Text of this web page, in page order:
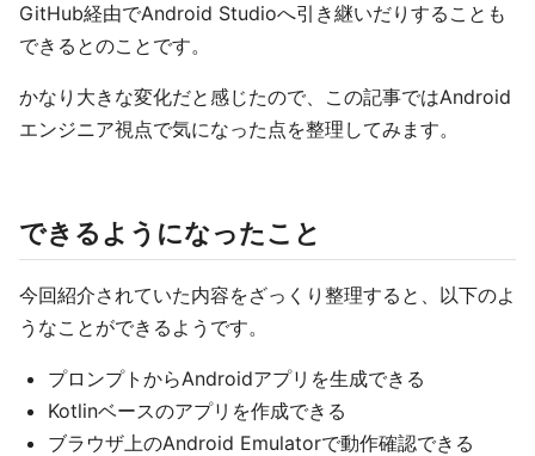
GitHub経由でAndroid Studioへ引き継いだりすることも
できるとのことです。
かなり大きな変化だと感じたので、この記事ではAndroid
エンジニア視点で気になった点を整理してみます。
できるようになったこと
今回紹介されていた内容をざっくり整理すると、以下のよ
うなことができるようです。
プロンプトからAndroidアプリを生成できる
Kotlinベースのアプリを作成できる
ブラウザ上のAndroid Emulatorで動作確認できる